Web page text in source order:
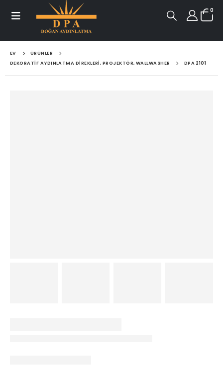
0
EV
ÜRÜNLER
DEKORATIF AYDINLATMA DIREKLERI, PROJEKTÖR, WALLWASHER
DPA 2101